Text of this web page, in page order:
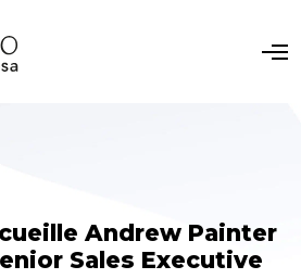
O
Andrew Painter
Sales Executive